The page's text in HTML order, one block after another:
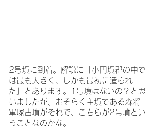
2号墳に到着。解説に「小円墳郡の中で
は最も大きく、しかも最初に造られ
た」とあります。1号墳はないの？と思
いましたが、おそらく主墳である森将
軍塚古墳がそれで、こちらが2号墳とい
うことなのかな。